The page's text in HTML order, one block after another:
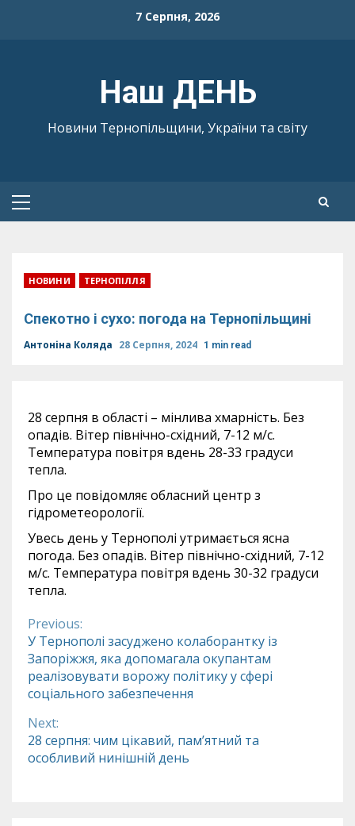
7 Серпня, 2026
Наш ДЕНЬ
Новини Тернопільщини, України та світу
Primary
НОВИНИ ТЕРНОПІЛЛЯ
Спекотно і сухо: погода на Тернопільщині
Антоніна Коляда 28 Серпня, 2024 1 min read
28 серпня в області – мінлива хмарність. Без
опадів. Вітер північно-східний, 7-12 м/с.
Температура повітря вдень 28-33 градуси
тепла.
Про це повідомляє обласний центр з
гідрометеорології.
Увесь день у Тернополі утримається ясна
погода. Без опадів. Вітер північно-східний, 7-12
м/с. Температура повітря вдень 30-32 градуси
тепла.
Continue
Reading
Previous:
У Тернополі засуджено колаборантку із
Запоріжжя, яка допомагала окупантам
реалізовувати ворожу політику у сфері
соціального забезпечення
Next:
28 серпня: чим цікавий, пам’ятний та
особливий нинішній день